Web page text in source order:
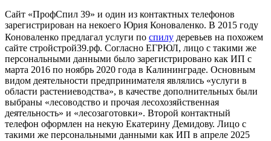
Сайт «ПрофСпил 39» и один из контактных телефонов
зарегистрирован на некоего Юрия Коноваленко. В 2015 году
Коноваленко предлагал услуги по спилу деревьев на похожем
сайте стройстрой39.рф. Согласно ЕГРЮЛ, лицо с такими же
персональными данными было зарегистрировано как ИП с
марта 2016 по ноябрь 2020 года в Калининграде. Основным
видом деятельности предпринимателя являлись «услуги в
области растениеводства», в качестве дополнительных были
выбраны «лесоводство и прочая лесохозяйственная
деятельность» и «лесозаготовки». Второй контактный
телефон оформлен на некую Екатерину Демидову. Лицо с
такими же персональными данными как ИП в апреле 2025